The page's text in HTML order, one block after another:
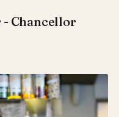
Chancellor